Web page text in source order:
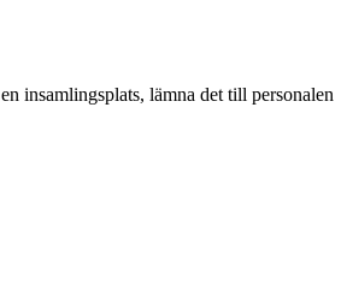
insamlingsplats, lämna det till personalen